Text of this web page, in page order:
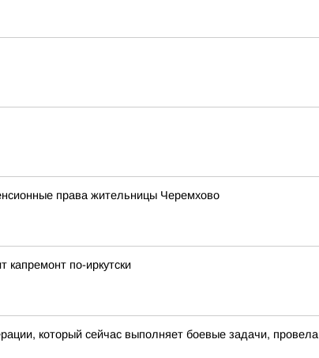
права жительницы Черемхово
по-иркутски
который сейчас выполняет боевые задачи,